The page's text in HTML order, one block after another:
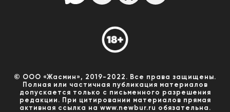
© ООО «Жасмин», 2019-2022. Все права защищены.
Полная или частичная публикация материалов
допускается только с письменного разрешения
редакции. При цитировании материалов прямая
активная ссылка на www.newbur.ru обязательна.